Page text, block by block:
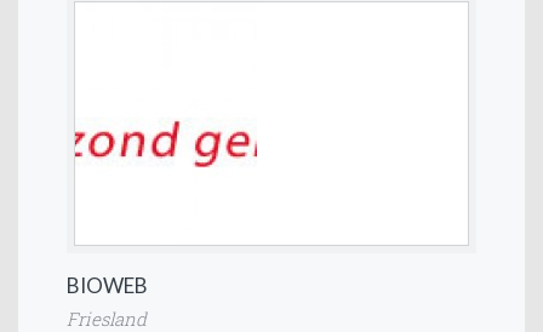
BIOWEB
Friesland